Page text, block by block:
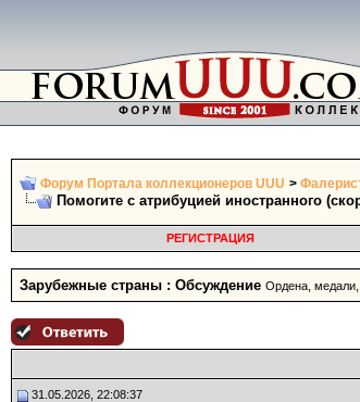
Форум Портала коллекционеров UUU >
Помогите с атрибуцией иностранного
РЕГИСТРАЦИЯ
Зарубежные страны : Обсуждение Ордена, медали,
31.05.2026, 22:08:37